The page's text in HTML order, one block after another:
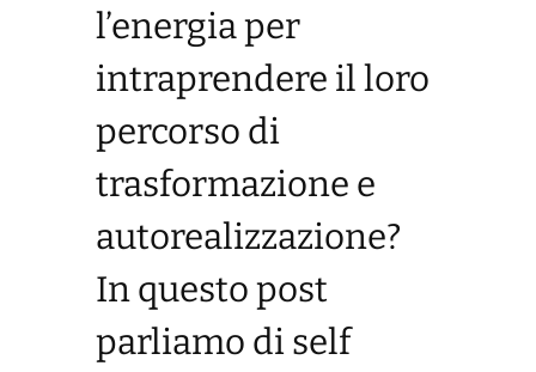
l’energia per
intraprendere il loro
percorso di
trasformazione e
autorealizzazione?
In questo post
parliamo di self